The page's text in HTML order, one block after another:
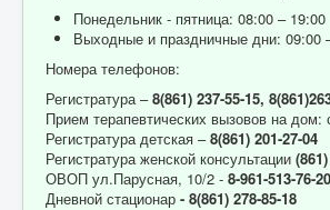
Понедельник - пятница: 08:00 – 19:00
Выходные и праздничные дни: 09:00
Номера телефонов:
Регистратура –8(861) 237-55-15,
Прием терапевтических вызовов на дом:
Регистратура детская –8(861) 201-27-04
Регистратура женской консультации
ОВОП ул.Парусная, 10/2 - 8-961-513-76-20
Дневной стационар - 8(861) 278-85-18